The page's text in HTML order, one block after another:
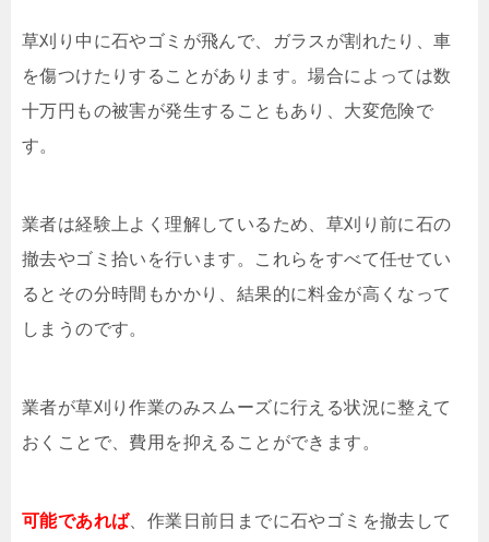
草刈り中に石やゴミが飛んで、ガラスが割れたり、車
を傷つけたりすることがあります。場合によっては数
十万円もの被害が発生することもあり、大変危険で
す。
業者は経験上よく理解しているため、草刈り前に石の
撤去やゴミ拾いを行います。これらをすべて任せてい
るとその分時間もかかり、結果的に料金が高くなって
しまうのです。
業者が草刈り作業のみスムーズに行える状況に整えて
おくことで、費用を抑えることができます。
可能であれば、作業日前日までに石やゴミを撤去して